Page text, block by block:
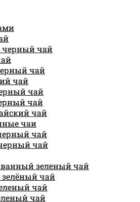
черный чай
чай
чай
чай
чай
чай
чаи
чай
чай
зеленый чай
чай
чай
чай